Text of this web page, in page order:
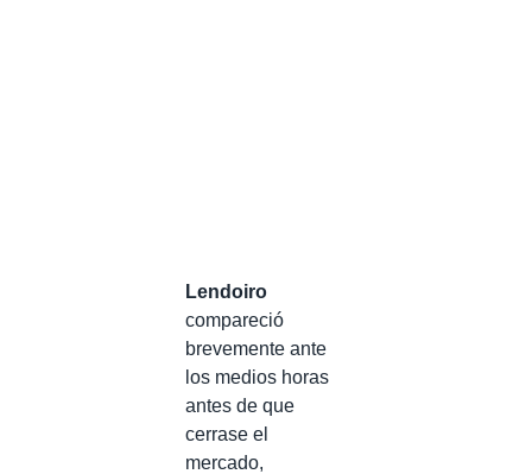
Lendoiro
compareció
brevemente ante
los medios horas
antes de que
cerrase el
mercado,